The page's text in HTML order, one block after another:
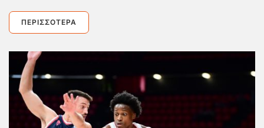
ΠΕΡΙΣΣΌΤΕΡΑ